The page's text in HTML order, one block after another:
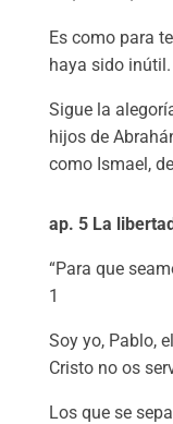
Es como para
haya sido inútil.
Sigue la
hijos de
como Ismael,
ap. 5 La
“Para que
1
Soy yo, Pablo,
Cristo no os
Los que se